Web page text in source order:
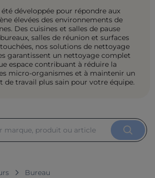
développée pour répondre aux
élevées des environnements de
Des cuisines et salles de pause
salles de réunion et surfaces
nos solutions de nettoyage
garantissent un nettoyage complet
espace contribuant à réduire la
micro-organismes et à maintenir un
de travail plus sain pour votre équipe.
Bureau